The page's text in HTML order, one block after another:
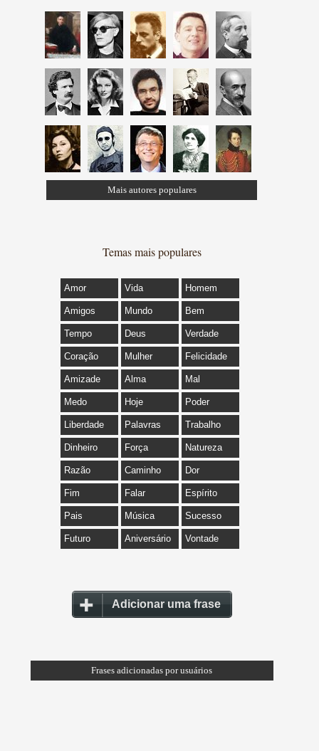
Mais autores populares
Temas mais populares
Amor Vida Homem
Amigos Mundo Bem
Tempo Deus Verdade
Coração Mulher Felicidade
Amizade Alma Mal
Medo Hoje Poder
Liberdade Palavras Trabalho
Dinheiro Força Natureza
Razão Caminho Dor
Fim Falar Espírito
Pais Música Sucesso
Futuro Aniversário Vontade
Adicionar uma frase
Frases adicionadas por usuários